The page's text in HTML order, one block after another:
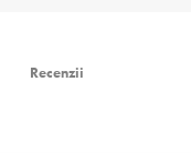
Recenzii